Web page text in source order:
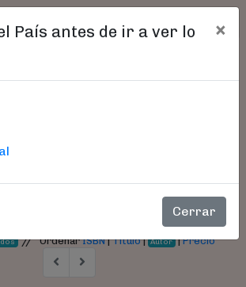
País antes de ir a ver lo
×
Cerrar
//OrdenarISBN|Título| Autor |Precio